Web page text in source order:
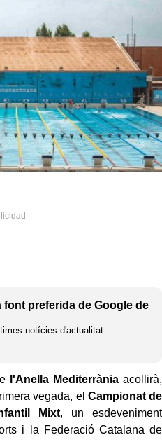
font preferida de Google de
notícies d'actualitat
l'Anella Mediterràniaacollirà,
vegada, el Campionat de
Mixt, un esdeveniment
i la Federació Catalana de